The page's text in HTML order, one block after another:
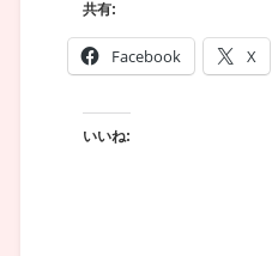
共有:
Facebook X
いいね: